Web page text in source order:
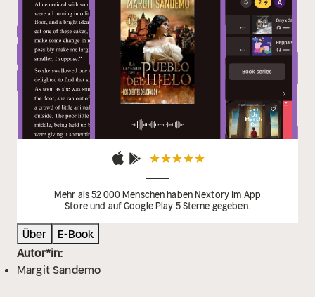
convierte en una de las autoras con más libros
vendidos en los países nórdicos.
Mehr als 52 000 Menschen haben Nextory im App
Store und auf Google Play 5 Sterne gegeben.
Über
E-Book
Autor*in:
Margit Sandemo